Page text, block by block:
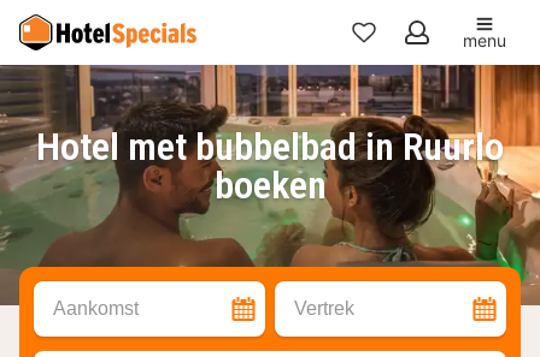
Mijn
favorieten
menu
Hotel met bubbelbad in Ruurlo
boeken
Aankomst Vertrek